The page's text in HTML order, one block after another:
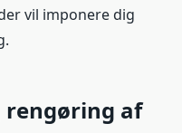
vil imponere dig
rengøring af